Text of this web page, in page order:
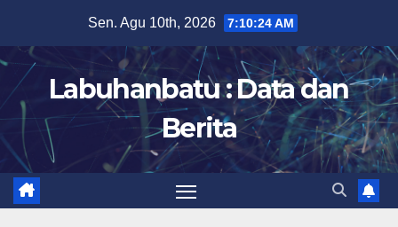
content
Sen. Agu 10th, 2026 7:10:25 AM
Labuhanbatu : Data dan
Berita